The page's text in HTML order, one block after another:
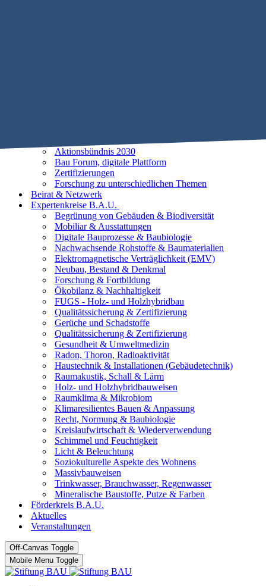
Aktionsbündnis 2030
Bau Forum, digitale Plattform
Zertifizierungen
Forschung zu unterschiedlichen Themen
Beirat & Netzwerk
Expertenkreise B.A.U.
Begrünung von Gebäuden & Biodiversität
Mobiliar & Ausstattungen
Digitale Bauprozesse & Baubiologie
Nachwachsende Rohstoffe & Baumaterialien
Elektromagnetische Verträglichkeit (EMV)
Neubau, Bestand & Denkmal
Forschung & Fortbildung
Ökobilanz & Nachhaltigkeit
FUGS - Holz- und Holzhybridbau
Qualitätssicherung & Zertifizierung
Gerüche und Schadstoffe
Qualitätssicherung & Zertifizierung
Gesundheit & Umweltmedizin
Radon, Thoron, Radioaktivität
Haustechnik & Installationen (Gebäudetechnik)
Raumakustik, Schall & Lärm
Holz- und Holzhybridbauweisen
Raumklima & Mikrobiom
Klimaresilientes Bauen & Anpassung
Recht, Normung & Baubiologie
Kreislaufwirtschaft & Wiederverwendung
Schimmel und Feuchtigkeit
Licht & Beleuchtung
Soziokulturelle Aspekte des Wohnens
Massivbauweisen
Trinkwasser, Brauchwasser, Regenwasser
Mineralische Baustoffe, Putze & Farben
Förderkreis B.A.U.
Aktuelles
Veranstaltungen
Off-Canvas Toggle
Mobile Menu Toggle